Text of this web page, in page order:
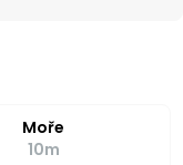
Moře
10m